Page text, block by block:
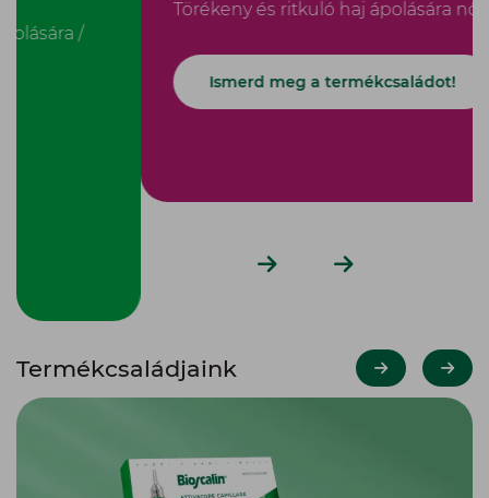
Törékeny és ritkuló haj ápolására nőknek
Ismerd meg a termékcsaládot!